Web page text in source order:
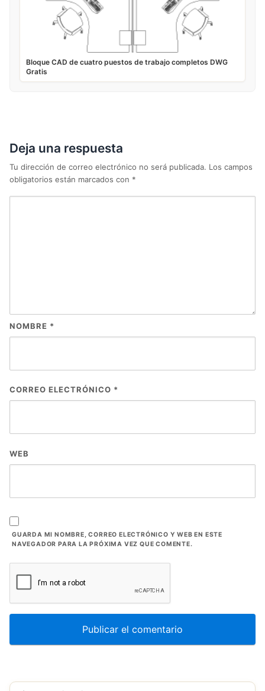
Bloque CAD de cuatro puestos de trabajo completos DWG
Gratis
Deja una respuesta
Tu dirección de correo electrónico no será publicada. Los campos
obligatorios están marcados con *
NOMBRE *
CORREO ELECTRÓNICO *
WEB
GUARDA MI NOMBRE, CORREO ELECTRÓNICO Y WEB EN ESTE
NAVEGADOR PARA LA PRÓXIMA VEZ QUE COMENTE.